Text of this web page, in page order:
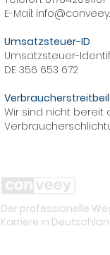
E-Mail:
Umsatzsteuer-ID
Umsatzsteuer-
DE 356 653 672
Wir sind nicht bereit
Der professionelle
Karriere in